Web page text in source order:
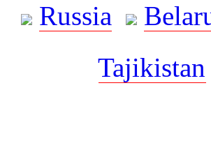
Russia
Tajikistan